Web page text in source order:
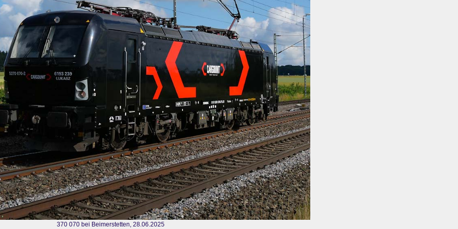
370 070 bei Beimerstetten, 28.06.2025